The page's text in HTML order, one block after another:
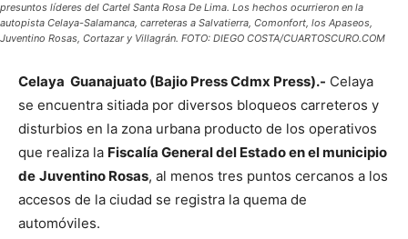
presuntos líderes del Cartel Santa Rosa De Lima. Los hechos ocurrieron en la
autopista Celaya-Salamanca, carreteras a Salvatierra, Comonfort, los Apaseos,
Juventino Rosas, Cortazar y Villagrán. FOTO: DIEGO COSTA/CUARTOSCURO.COM
Celaya Guanajuato (Bajio Press Cdmx Press).- Celaya
se encuentra sitiada por diversos bloqueos carreteros y
disturbios en la zona urbana producto de los operativos
que realiza la Fiscalía General del Estado en el municipio
de Juventino Rosas, al menos tres puntos cercanos a los
accesos de la ciudad se registra la quema de
automóviles.